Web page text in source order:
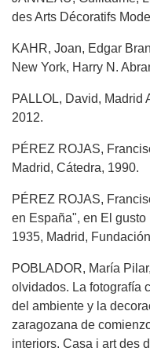
des Arts Décoratifs
KAHR, Joan, Edgar
New York, Harry N.
PALLOL, David, Madrid
2012.
PÉREZ ROJAS,
Madrid, Cátedra, 1990.
PÉREZ ROJAS,
en España", en El
1935, Madrid,
POBLADOR, María
olvidados. La fotografía
del ambiente y la
zaragozana de
interiors. Casa i art des